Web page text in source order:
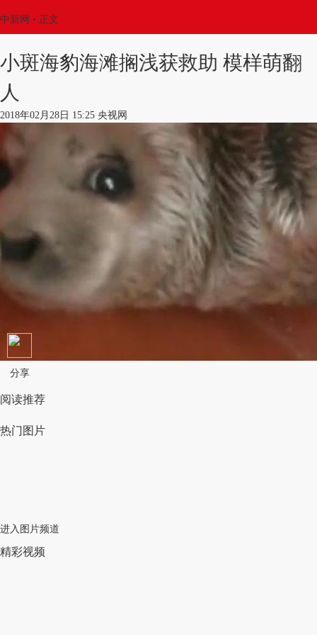
中新网 • 正文
小斑海豹海滩搁浅获救助 模样萌翻
人
2018年02月28日 15:25 央视网
分享
阅读推荐
热门图片
进入图片频道
精彩视频